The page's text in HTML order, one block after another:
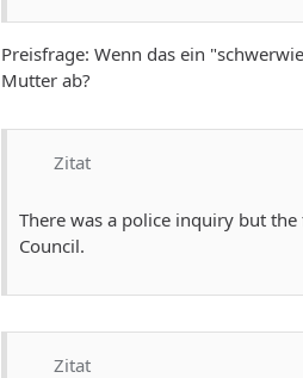
Preisfrage: Wenn das ein
Mutter ab?
Zitat
There was a police inquiry but
Council.
Zitat